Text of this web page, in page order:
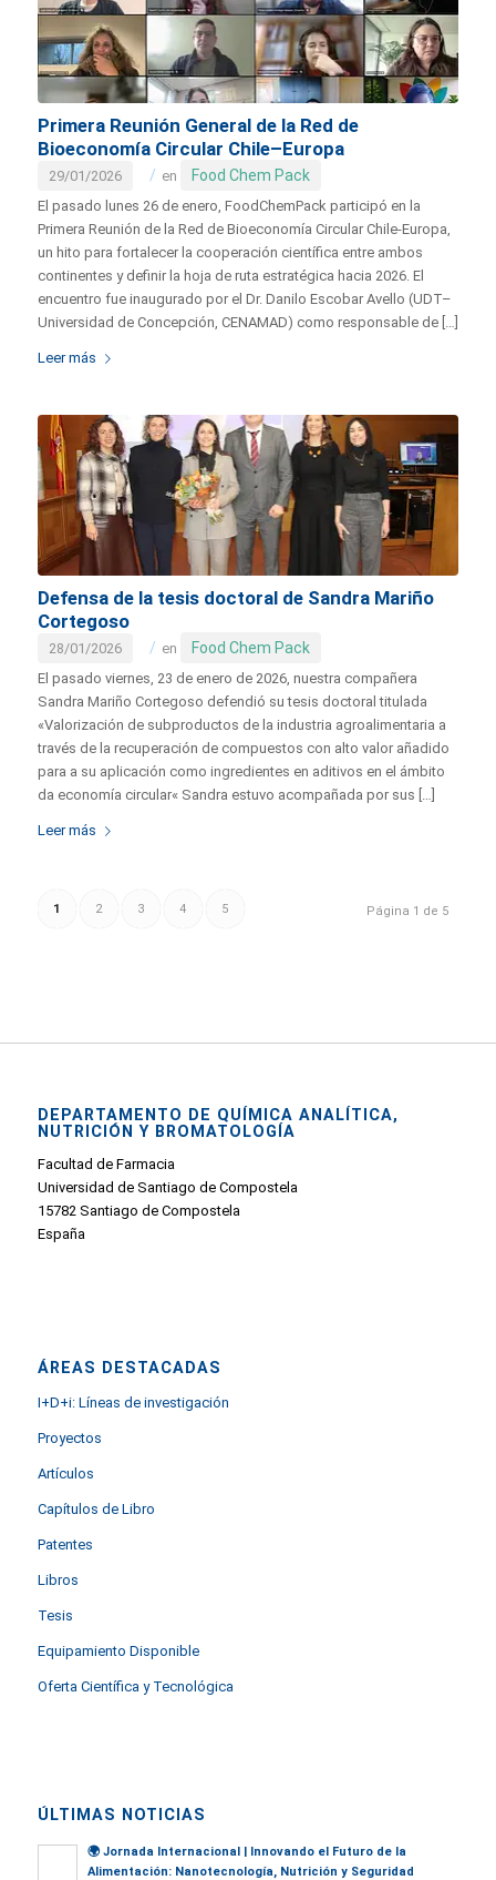
Primera Reunión General de la Red de
Bioeconomía Circular Chile–Europa
29/01/2026 / en Food Chem Pack
El pasado lunes 26 de enero, FoodChemPack participó en la
Primera Reunión de la Red de Bioeconomía Circular Chile-Europa,
un hito para fortalecer la cooperación científica entre ambos
continentes y definir la hoja de ruta estratégica hacia 2026. El
encuentro fue inaugurado por el Dr. Danilo Escobar Avello (UDT–
Universidad de Concepción, CENAMAD) como responsable de […]
Leer más
Defensa de la tesis doctoral de Sandra Mariño
Cortegoso
28/01/2026 / en Food Chem Pack
El pasado viernes, 23 de enero de 2026, nuestra compañera
Sandra Mariño Cortegoso defendió su tesis doctoral titulada
«Valorización de subproductos de la industria agroalimentaria a
través de la recuperación de compuestos con alto valor añadido
para a su aplicación como ingredientes en aditivos en el ámbito
da economía circular« Sandra estuvo acompañada por sus […]
Leer más
Página 1 de 5
1 2 3 4 5
DEPARTAMENTO DE QUÍMICA ANALÍTICA,
NUTRICIÓN Y BROMATOLOGÍA
Facultad de Farmacia
Universidad de Santiago de Compostela
15782 Santiago de Compostela
España
ÁREAS DESTACADAS
I+D+i: Líneas de investigación
Proyectos
Artículos
Capítulos de Libro
Patentes
Libros
Tesis
Equipamiento Disponible
Oferta Científica y Tecnológica
ÚLTIMAS NOTICIAS
🌍 Jornada Internacional | Innovando el Futuro de la
Alimentación: Nanotecnología, Nutrición y Seguridad